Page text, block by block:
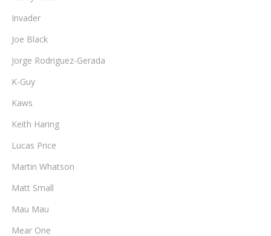
Invader
Joe Black
Jorge Rodriguez-Gerada
K-Guy
Kaws
Keith Haring
Lucas Price
Martin Whatson
Matt Small
Mau Mau
Mear One